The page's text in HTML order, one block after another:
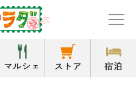
マルシェ ストア 宿泊